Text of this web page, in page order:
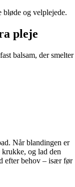
bløde og velplejede.
pleje
balsam, der smelter
Når blandingen er
og lad den
efter behov – især før